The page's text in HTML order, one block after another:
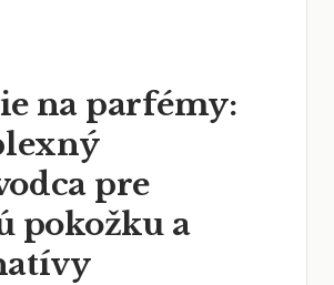
na parfémy:
pre
pokožku a